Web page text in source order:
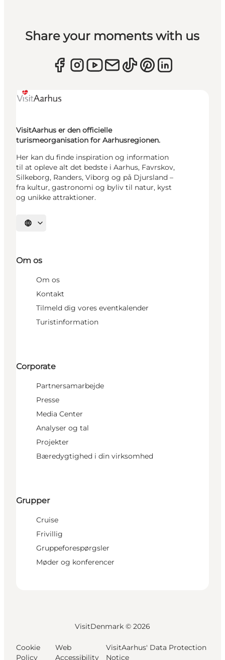
Share your moments with us
VisitAarhus er den officielle
turismeorganisation for Aarhusregionen.
Her kan du finde inspiration og information
til at opleve alt det bedste i Aarhus, Favrskov,
Silkeborg, Randers, Viborg og på Djursland –
fra kultur, gastronomi og byliv til natur, kyst
og unikke attraktioner.
Vælg sprog
Om os
Om os
Kontakt
Tilmeld dig vores eventkalender
Turistinformation
Corporate
Partnersamarbejde
Presse
Media Center
Analyser og tal
Projekter
Bæredygtighed i din virksomhed
Grupper
Cruise
Frivillig
Gruppeforespørgsler
Møder og konferencer
VisitDenmark © 2026
Cookie
Policy
Web
Accessibility
VisitAarhus' Data Protection
Notice